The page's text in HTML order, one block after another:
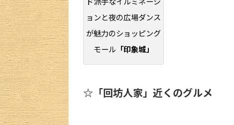
ョンと夜の広場ダンス
が魅力のショッピング
モール 「印象城」
☆「回坊人家」近くのグルメ